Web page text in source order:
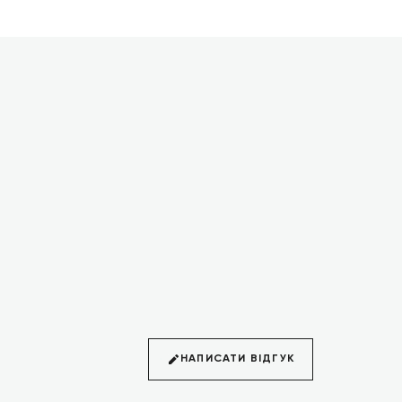
НАПИСАТИ ВІДГУК